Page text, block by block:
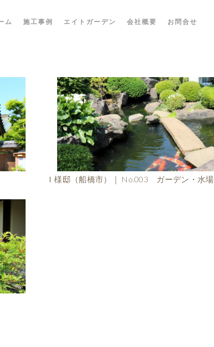
ム 施工事例 エイトガーデン 会社概要 お問合せ
Ｉ様邸（船橋市）｜ No.003 ガーデン・水場